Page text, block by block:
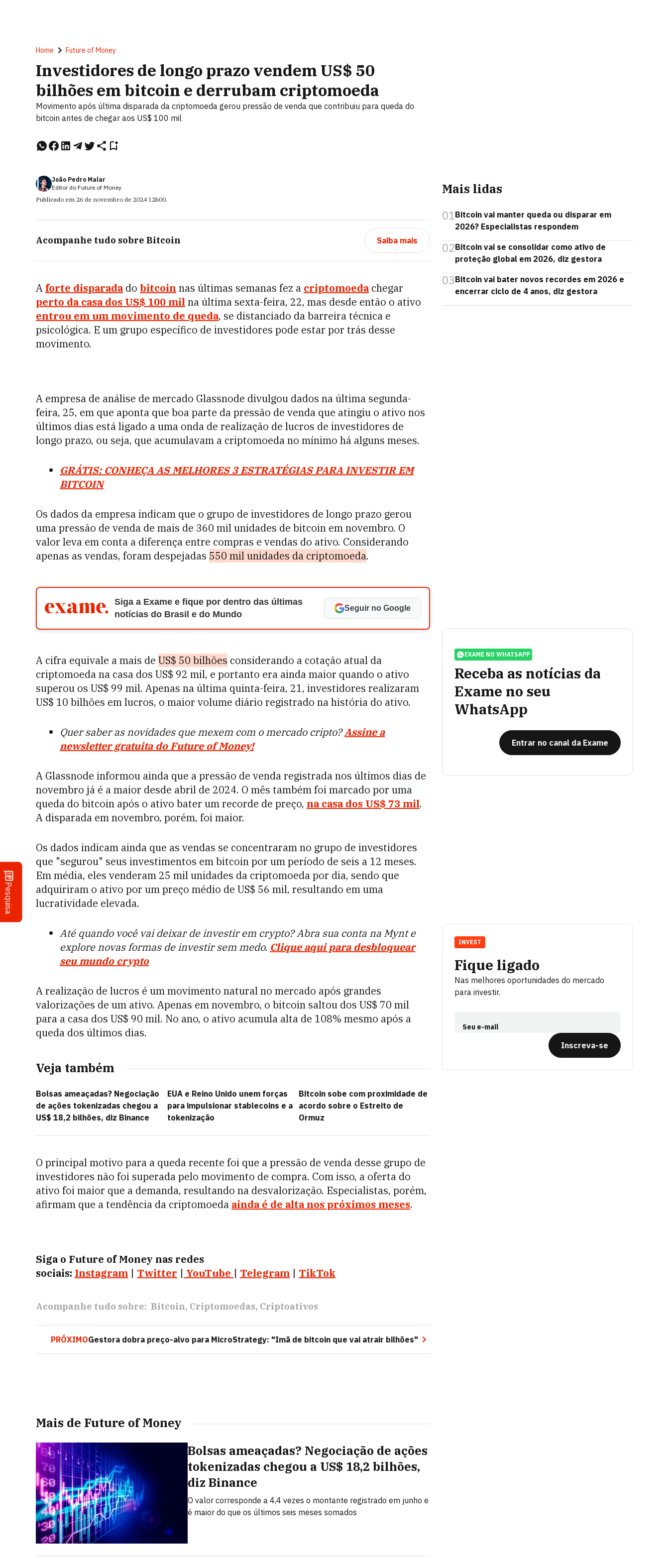
Pesquisa
Home Future of Money
Investidores de longo prazo vendem US$ 50
bilhões em bitcoin e derrubam criptomoeda
Movimento após última disparada da criptomoeda gerou pressão de venda que contribuiu para queda do
bitcoin antes de chegar aos US$ 100 mil
João Pedro Malar
Editor do Future of Money
Publicado em 26 de novembro de 2024 12h00.
Acompanhe tudo sobre Bitcoin Saiba mais
A forte disparada do bitcoin nas últimas semanas fez a criptomoeda chegar
perto da casa dos US$ 100 mil na última sexta-feira, 22, mas desde então o ativo
entrou em um movimento de queda, se distanciado da barreira técnica e
psicológica. E um grupo específico de investidores pode estar por trás desse
movimento.
A empresa de análise de mercado Glassnode divulgou dados na última segunda-
feira, 25, em que aponta que boa parte da pressão de venda que atingiu o ativo nos
últimos dias está ligado a uma onda de realização de lucros de investidores de
longo prazo, ou seja, que acumulavam a criptomoeda no mínimo há alguns meses.
GRÁTIS: CONHEÇA AS MELHORES 3 ESTRATÉGIAS PARA INVESTIR EM
BITCOIN
Os dados da empresa indicam que o grupo de investidores de longo prazo gerou
uma pressão de venda de mais de 360 mil unidades de bitcoin em novembro. O
valor leva em conta a diferença entre compras e vendas do ativo. Considerando
apenas as vendas, foram despejadas 550 mil unidades da criptomoeda.
Siga a Exame e fique por dentro das últimas
notícias do Brasil e do Mundo
Seguir no Google
A cifra equivale a mais de US$ 50 bilhões considerando a cotação atual da
criptomoeda na casa dos US$ 92 mil, e portanto era ainda maior quando o ativo
superou os US$ 99 mil. Apenas na última quinta-feira, 21, investidores realizaram
US$ 10 bilhões em lucros, o maior volume diário registrado na história do ativo.
Quer saber as novidades que mexem com o mercado cripto?Assine a
newsletter gratuita do Future of Money!
A Glassnode informou ainda que a pressão de venda registrada nos últimos dias de
novembro já é a maior desde abril de 2024. O mês também foi marcado por uma
queda do bitcoin após o ativo bater um recorde de preço, na casa dos US$ 73 mil.
A disparada em novembro, porém, foi maior.
Os dados indicam ainda que as vendas se concentraram no grupo de investidores
que "segurou" seus investimentos em bitcoin por um período de seis a 12 meses.
Em média, eles venderam 25 mil unidades da criptomoeda por dia, sendo que
adquiriram o ativo por um preço médio de US$ 56 mil, resultando em uma
lucratividade elevada.
Até quando você vai deixar de investir em crypto? Abra sua conta na Mynt e
explore novas formas de investir sem medo. Clique aqui para desbloquear
seu mundo crypto
A realização de lucros é um movimento natural no mercado após grandes
valorizações de um ativo. Apenas em novembro, o bitcoin saltou dos US$ 70 mil
para a casa dos US$ 90 mil. No ano, o ativo acumula alta de 108% mesmo após a
queda dos últimos dias.
Veja também
Bolsas ameaçadas? Negociação
de ações tokenizadas chegou a
US$ 18,2 bilhões, diz Binance
EUA e Reino Unido unem forças
para impulsionar stablecoins e a
tokenização
Bitcoin sobe com proximidade de
acordo sobre o Estreito de
Ormuz
O principal motivo para a queda recente foi que a pressão de venda desse grupo de
investidores não foi superada pelo movimento de compra. Com isso, a oferta do
ativo foi maior que a demanda, resultando na desvalorização. Especialistas, porém,
afirmam que a tendência da criptomoeda ainda é de alta nos próximos meses.
Siga o Future of Money nas redes
sociais: Instagram | Twitter | YouTube | Telegram | TikTok
Acompanhe tudo sobre: Bitcoin Criptomoedas Criptoativos
PRÓXIMOGestora dobra preço-alvo para MicroStrategy: "Imã de bitcoin que vai atrair bilhões"
Mais de Future of Money
Bolsas ameaçadas? Negociação de ações
tokenizadas chegou a US$ 18,2 bilhões,
diz Binance
O valor corresponde a 4,4 vezes o montante registrado em junho e
é maior do que os últimos seis meses somados
Mais lidas
01Bitcoin vai manter queda ou disparar em
2026? Especialistas respondem
02Bitcoin vai se consolidar como ativo de
proteção global em 2026, diz gestora
03Bitcoin vai bater novos recordes em 2026 e
encerrar ciclo de 4 anos, diz gestora
EXAME NO WHATSAPP
Receba as notícias da
Exame no seu
WhatsApp
Entrar no canal da Exame
Fique ligado
Nas melhores oportunidades do mercado
para investir.
Seu e-mail
Inscreva-se
INVEST